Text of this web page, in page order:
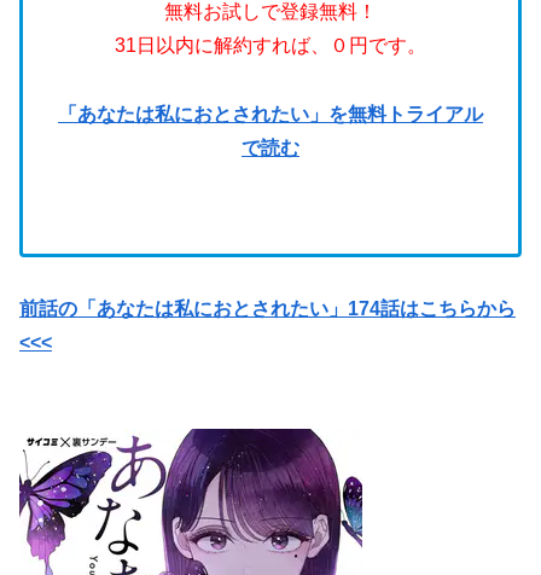
無料お試しで登録無料！
31日以内に解約すれば、０円です。
「あなたは私におとされたい」を無料トライアル
で読む
前話の「あなたは私におとされたい」174話はこちらから
<<<